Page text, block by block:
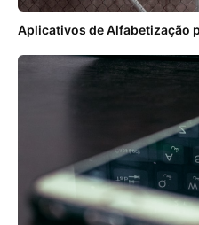
Aplicativos de Alfabetização